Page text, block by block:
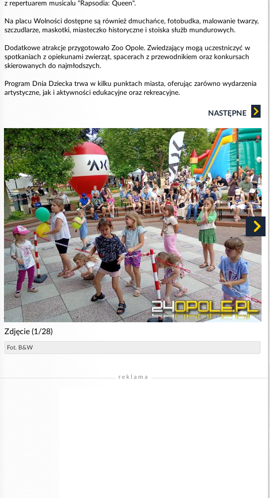
z repertuarem musicalu "Rapsodia: Queen".
Na placu Wolności dostępne są również dmuchańce, fotobudka, malowanie twarzy,
szczudlarze, maskotki, miasteczko historyczne i stoiska służb mundurowych.
Dodatkowe atrakcje przygotowało Zoo Opole. Zwiedzający mogą uczestniczyć w
spotkaniach z opiekunami zwierząt, spacerach z przewodnikiem oraz konkursach
skierowanych do najmłodszych.
Program Dnia Dziecka trwa w kilku punktach miasta, oferując zarówno wydarzenia
artystyczne, jak i aktywności edukacyjne oraz rekreacyjne.
NASTĘPNE
Zdjęcie (1/28)
Fot. B&W
reklama